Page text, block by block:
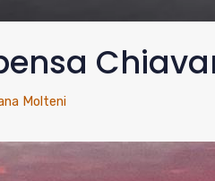
Molteni